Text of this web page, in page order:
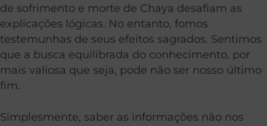
de sofrimento e morte de Chaya desafiam as
explicações lógicas. No entanto, fomos
testemunhas de seus efeitos sagrados. Sentimos
que a busca equilibrada do conhecimento, por
mais valiosa que seja, pode não ser nosso último
fim.
Simplesmente, saber as informações não nos